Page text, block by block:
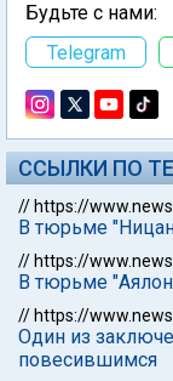
Будьте с нами:
Telegram
ССЫЛКИ ПО
// https://
В тюрьме
// https://
В тюрьме
// https://
Один из
повесившимся